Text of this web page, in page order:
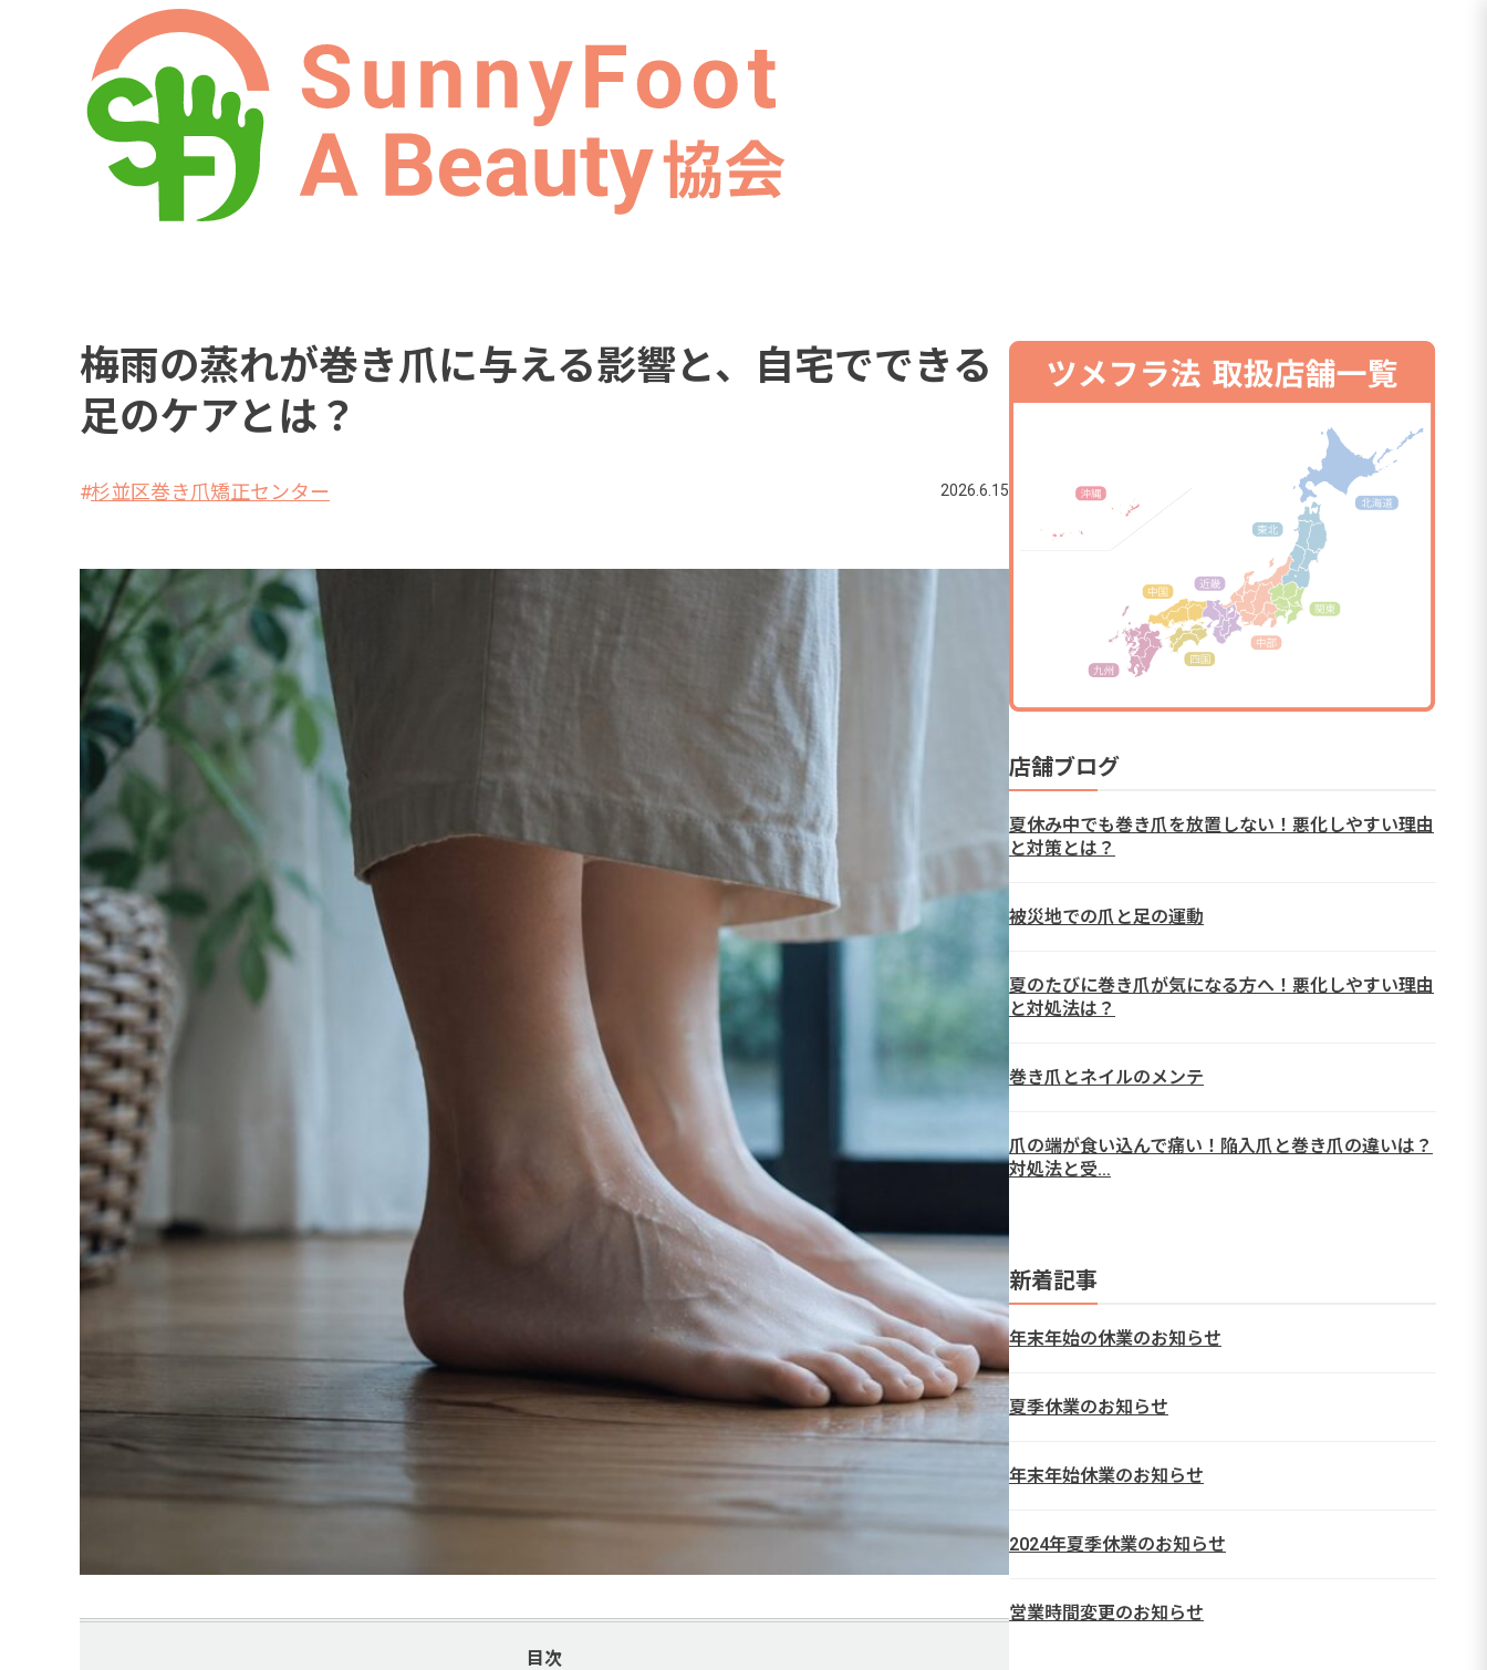
梅雨の蒸れが巻き爪に与える影響と、自宅でできる
足のケアとは？
2026.6.15
杉並区巻き爪矯正センター
目次
店舗ブログ
夏休み中でも巻き爪を放置しない！悪化しやすい理由
と対策とは？
被災地での爪と足の運動
夏のたびに巻き爪が気になる方へ！悪化しやすい理由
と対処法は？
巻き爪とネイルのメンテ
爪の端が食い込んで痛い！陥入爪と巻き爪の違いは？
対処法と受…
新着記事
年末年始の休業のお知らせ
夏季休業のお知らせ
年末年始休業のお知らせ
2024年夏季休業のお知らせ
営業時間変更のお知らせ